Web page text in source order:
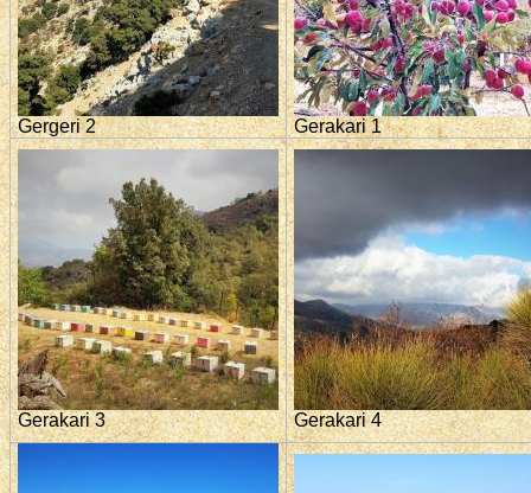
Gergeri 2 Gerakari 1
Gerakari 3 Gerakari 4